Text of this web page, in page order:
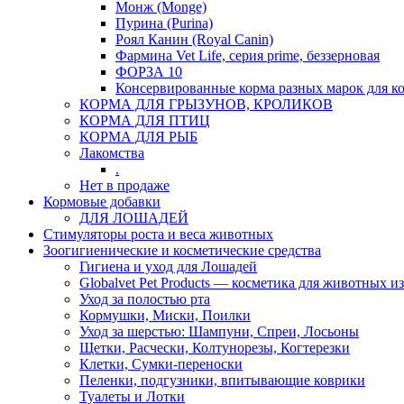
Монж (Monge)
Пурина (Purina)
Роял Канин (Royal Canin)
Фармина Vet Life, серия prime, беззерновая
ФОРЗА 10
Консервированные корма разных марок для
КОРМА ДЛЯ ГРЫЗУНОВ, КРОЛИКОВ
КОРМА ДЛЯ ПТИЦ
КОРМА ДЛЯ РЫБ
Лакомства
.
Нет в продаже
Кормовые добавки
ДЛЯ ЛОШАДЕЙ
Стимуляторы роста и веса животных
Зоогигиенические и косметические средства
Гигиена и уход для Лошадей
Globalvet Pet Products — косметика для животных
Уход за полостью рта
Кормушки, Миски, Поилки
Уход за шерстью: Шампуни, Спреи, Лосьоны
Щетки, Расчески, Колтунорезы, Когтерезки
Клетки, Сумки-переноски
Пеленки, подгузники, впитывающие коврики
Туалеты и Лотки